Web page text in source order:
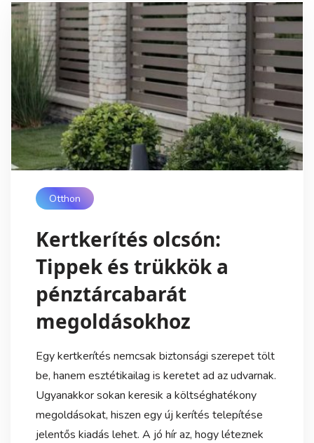
Otthon
Kertkerítés olcsón:
Tippek és trükkök a
pénztárcabarát
megoldásokhoz
Egy kertkerítés nemcsak biztonsági szerepet tölt
be, hanem esztétikailag is keretet ad az udvarnak.
Ugyanakkor sokan keresik a költséghatékony
megoldásokat, hiszen egy új kerítés telepítése
jelentős kiadás lehet. A jó hír az, hogy léteznek